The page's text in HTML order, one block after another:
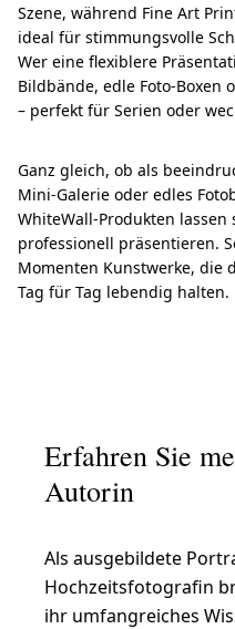
Szene, während Fine Art
ideal für stimmungsvolle
Wer eine flexiblere
Bildbände, edle Foto-Boxen
– perfekt für Serien oder
Ganz gleich, ob als
Mini-Galerie oder edles
WhiteWall-Produkten
professionell präsentieren.
Momenten Kunstwerke, die
Tag für Tag lebendig halten.
Erfahren Sie
Autorin
Als ausgebildete
Hochzeitsfotografin
ihr umfangreiches